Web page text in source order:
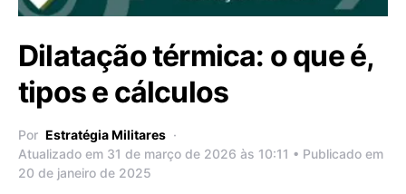
Dilatação térmica: o que é,
tipos e cálculos
Por Estratégia Militares
Atualizado em 31 de março de 2026 às 10:11 • Publicado em
20 de janeiro de 2025